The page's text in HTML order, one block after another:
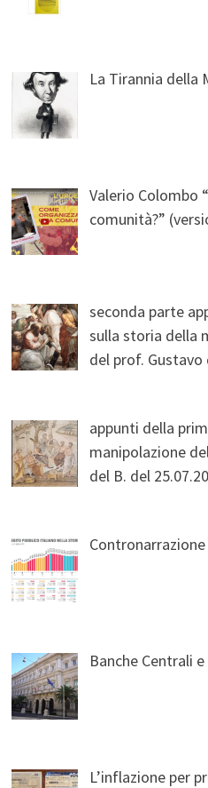
La Tirannia della
Valerio Colombo
comunità?”
seconda parte
sulla storia della
del prof. Gustavo
appunti della
manipolazione
del B. del
Banche Centrali
L’inflazione per